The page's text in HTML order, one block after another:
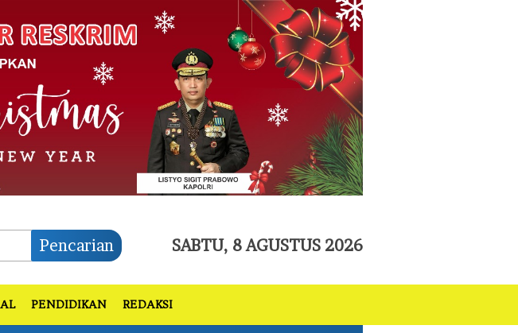
Pencarian SABTU, 8 AGUSTUS 2026
PENDIDIKAN REDAKSI